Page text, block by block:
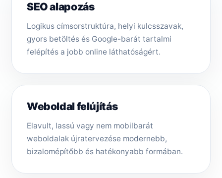
SEO alapozás
Logikus címsorstruktúra, helyi kulcsszavak,
gyors betöltés és Google-barát tartalmi
felépítés a jobb online láthatóságért.
Weboldal felújítás
Elavult, lassú vagy nem mobilbarát
weboldalak újratervezése modernebb,
bizalomépítőbb és hatékonyabb formában.